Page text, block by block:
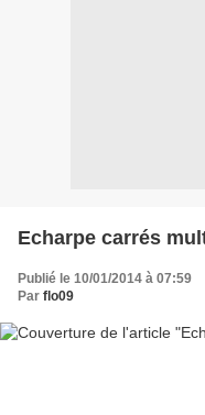
Echarpe carrés
Publié le 10/01/2014 à 07:59
Par flo09